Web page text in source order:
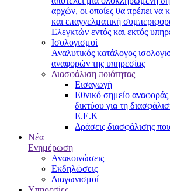
αρχών, οι οποίες θα πρέπει να
και επαγγελματική
Ελεγκτών εντός και εκτός
Ισολογισμοί
Αναλυτικός κατάλογος
αναφορών της υπηρεσίας
Διασφάλιση ποιότητας
Εισαγωγή
Εθνικό σημείο
δικτύου για τη
Ε.Ε.Κ
Δράσεις διασφάλισης
Νέα
Ενημέρωση
Ανακοινώσεις
Εκδηλώσεις
Διαγωνισμοί